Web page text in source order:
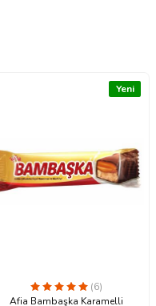
Yeni
(6)
Afia Bambaşka Karamelli